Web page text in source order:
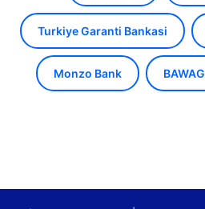
Turkiye Garanti Bankasi
Monzo Bank BAWAG